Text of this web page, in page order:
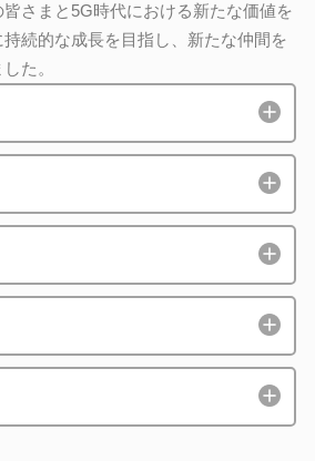
さまと5G時代における新たな価値を
続的な成長を目指し、新たな仲間を
た。